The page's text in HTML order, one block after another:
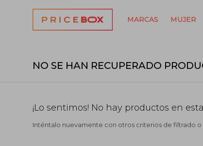
MARCAS MUJER
NO SE HAN RECUPERADO
¡Lo sentimos! No hay productos en
Inténtalo nuevamente con otros criterios de filtrado